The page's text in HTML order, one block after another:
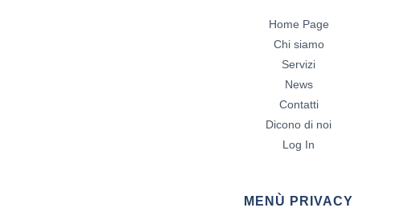
Home Page
Chi siamo
Servizi
News
Contatti
Dicono di noi
Log In
MENÙ PRIVACY